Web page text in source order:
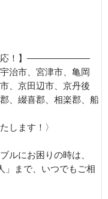
応！】———————
治市、宮津市、亀岡
、京田辺市、京丹後
、綴喜郡、相楽郡、船
します！〉
ルにお困りの時は、
」まで、いつでもご相